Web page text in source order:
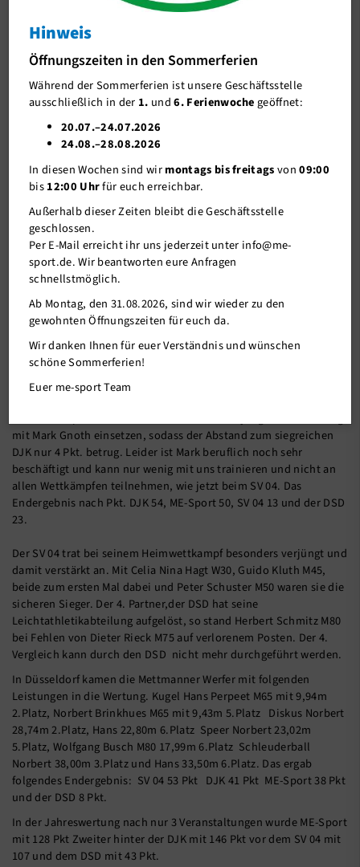
Werfer Vergleichswettkampf: Die
Konkurrenz hat sich kräftig verjüngt und
die Fortführung wird fraglich
Werfer Vergleichswettkampf: Die Konkurrenz hat sich
kräftig verjüngt und die Fortführung wird fraglich
13.10.2019
Beim 3. Vergleichskampf in diesem Jahr beim SV 04 Düsseldorf
waren die Werfer aus Mettmann ohne Chance und erreichten
ungewohnt nur den 3.Platz.
Dieser Vergleich war in diesem Jahr der 43. seit 1977.
Bereits beim 1. Jahresvergleich in Kleinenbroich bei der DJK
mussten sich die Werfer der LG-Mettmann einmal durch das
Fehlen von Hans Perpeet M65 und deren erneuter zusätzlicher
Verjüngung mit Olaf Meurer M45 mit einem Abstand von 10 Pkt.
ME-Sport 40 und der DSD 12.
mit Mark Gnoth einsetzen, sodass der Abstand zum siegreichen
DJK nur 4 Pkt. betrug. Leider ist Mark beruflich noch sehr
beschäftigt und kann nur wenig mit uns trainieren und nicht an
allen Wettkämpfen teilnehmen, wie jetzt beim SV 04. Das
Endergebnis nach Pkt. DJK 54, ME-Sport 50, SV 04 13 und der DSD
23.
Der SV 04 trat bei seinem Heimwettkampf besonders verjüngt und
damit verstärkt an. Mit Celia Nina Hagt W30, Guido Kluth M45,
beide zum ersten Mal dabei und Peter Schuster M50 waren sie die
sicheren Sieger. Der 4. Partner,der DSD hat seine
Leichtathletikabteilung aufgelöst, so stand Herbert Schmitz M80
bei Fehlen von Dieter Rieck M75 auf verlorenem Posten. Der 4.
Vergleich kann durch den DSD nicht mehr durchgeführt werden.
In Düsseldorf kamen die Mettmanner Werfer mit folgenden
Leistungen in die Wertung. Kugel Hans Perpeet M65 mit 9,94m
2.Platz, Norbert Brinkhues M65 mit 9,43m 5.Platz Diskus Norbert
28,74m 2.Platz, Hans 22,80m 6.Platz Speer Norbert 23,02m
5.Platz, Wolfgang Busch M80 17,99m 6.Platz Schleuderball
Norbert 38,00m 3.Platz und Hans 33,50m 6.Platz. Das ergab
folgendes Endergebnis: SV 04 53 Pkt DJK 41 Pkt ME-Sport 38 Pkt
und der DSD 8 Pkt.
In der Jahreswertung nach nur 3 Veranstaltungen wurde ME-Sport
mit 128 Pkt Zweiter hinter der DJK mit 146 Pkt vor dem SV 04 mit
107 und dem DSD mit 43 Pkt.
J-Team
Stellenangebote
Förderverein me-sport e.V.
Mitgliederservice
Verantwortung
Hinweis
Öffnungszeiten in den Sommerferien
Während der Sommerferien ist unsere Geschäftsstelle
ausschließlich in der 1. und6. Ferienwochegeöffnet:
20.07.–24.07.2026
24.08.–28.08.2026
In diesen Wochen sind wirmontags bis freitagsvon09:00
bis12:00 Uhrfür euch erreichbar.
Außerhalb dieser Zeiten bleibt die Geschäftsstelle
geschlossen.
Per E-Mail erreicht ihr uns jederzeit unter info@me-
sport.de. Wir beantworten eure Anfragen
schnellstmöglich.
Ab Montag, den 31.08.2026, sind wir wieder zu den
gewohnten Öffnungszeiten für euch da.
Wir danken Ihnen für euer Verständnis und wünschen
schöne Sommerferien!
Euer me-sport Team